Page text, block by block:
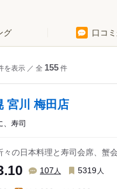
）
グ 口コ
を表示 ／ 全 155件
宮川 梅田店
、寿司
々の日本料理と寿司会席、蟹
107 人 5319 人